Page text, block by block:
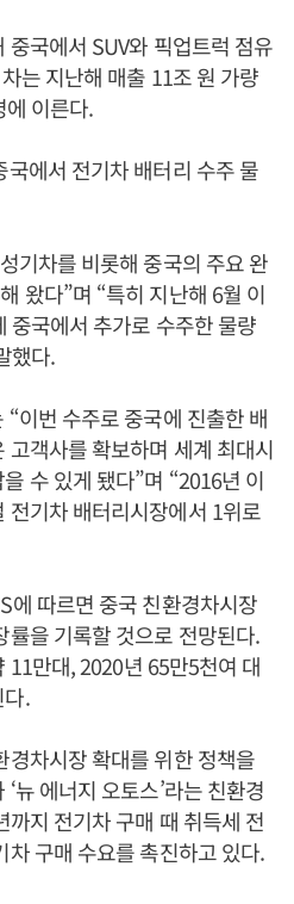
국에서 SUV와 픽업트럭 점유
는 지난해 매출 11조 원 가량
이른다.
에서 전기차 배터리 수주 물
기차를 비롯해 중국의 주요 완
왔다”며 “특히 지난해 6월 이
중국에서 추가로 수주한 물량
했다.
이번 수주로 중국에 진출한 배
객사를 확보하며 세계 최대시
수 있게 됐다”며 “2016년 이
전기차 배터리시장에서 1위로
에 따르면 중국 친환경차시장
률을 기록할 것으로 전망된다.
만대, 2020년 65만5천여 대
.
경차시장 확대를 위한 정책을
뉴 에너지 오토스’라는 친환경
지 전기차 구매 때 취득세 전
구매 수요를 촉진하고 있다.